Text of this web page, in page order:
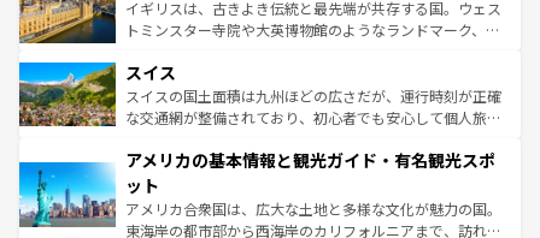
も豊かな歴史と文化が息づいている。パリ以外の個性あふ
を参照してほしい。
ルリンの文化的活気、バイエルン州のアルプスの絶景、そ
してライン川沿いのワイン畑といった風景は必見。ビール
は、お酒好きな人にはぜひ体験してほしい。 なお、新着の
ドイツ情報はコンテンツ一覧を参照してほしい。
イギリスは、古きよき伝統と最先端が共存する国。ウェス
トミンスター寺院や大英博物館のようなランドマーク、歴
リアごとに異なる魅力がある。また、優雅なアフタヌーン
ティー、ビール好きにはたまらない英国パブ、サッカー観
戦など、本場だからこそできる体験も豊富。イギリスを旅
ンツ一覧を参照してほしい。
スイス
スイスの国土面積は九州ほどの広さだが、運行時刻が正確
な交通網が整備されており、初心者でも安心して個人旅行
の建物がそのまま残る町や、スイスならではのユニークな
博物館もあり、アルプス観光だけでなく町歩きも満喫する
ことができる。国民の所得が高いため物価も高いが、旅行
者向けの交通パス提供のサービスもあり、うまく活用すれ
アメリカの基本情報と観光ガイド・有名観光スポ
ット
アメリカ合衆国は、広大な土地と多様な文化が魅力の国。
東海岸の都市部から西海岸のカリフォルニアまで、訪れる